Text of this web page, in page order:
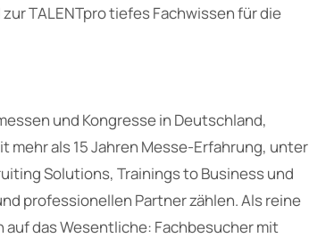
TALENTpro tiefes Fachwissen für die
und Kongresse in Deutschland,
mehr als 15 Jahren Messe-Erfahrung, unter
Solutions, Trainings to Business und
professionellen Partner zählen. Als reine
das Wesentliche: Fachbesucher mit